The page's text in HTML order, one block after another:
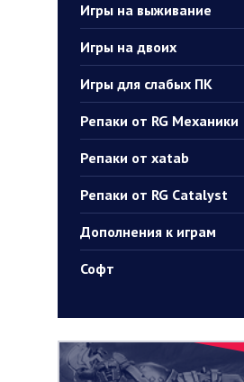
Игры на выживание
Игры на двоих
Игры для слабых ПК
Репаки от RG Механики
Репаки от xatab
Репаки от RG Catalyst
Дополнения к играм
Софт